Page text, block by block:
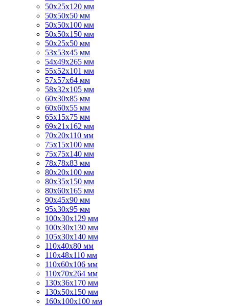
50х25х120 мм
50х50х50 мм
50х50х100 мм
50х50х150 мм
50х25х50 мм
53х53х45 мм
54х49х265 мм
55х52х101 мм
57х57х64 мм
58х32х105 мм
60х30х85 мм
60х60х55 мм
65х15х75 мм
69х21х162 мм
70х20х110 мм
75х15х100 мм
75х75х140 мм
78х78х83 мм
80х20х100 мм
80х35х150 мм
80х60х165 мм
90х45х90 мм
95х30х95 мм
100х30х129 мм
100х30х130 мм
105х30х140 мм
110х40х80 мм
110х48х110 мм
110х60х106 мм
110х70х264 мм
130х36х170 мм
130х50х150 мм
160х100х100 мм